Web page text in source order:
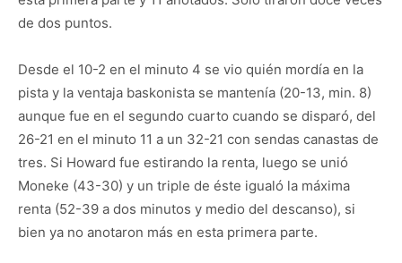
de dos puntos.
Desde el 10-2 en el minuto 4 se vio quién mordía en la
pista y la ventaja baskonista se mantenía (20-13, min. 8)
aunque fue en el segundo cuarto cuando se disparó, del
26-21 en el minuto 11 a un 32-21 con sendas canastas de
tres. Si Howard fue estirando la renta, luego se unió
Moneke (43-30) y un triple de éste igualó la máxima
renta (52-39 a dos minutos y medio del descanso), si
bien ya no anotaron más en esta primera parte.